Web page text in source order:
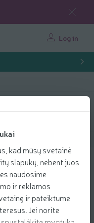
kad mūsų svetainė
slapukų, nebent juos
naudosime
ir reklamos
ir pateiktume
Jei norite
Log in
products
OPTINAMEL
pcs.
unit: 126,53 €/l